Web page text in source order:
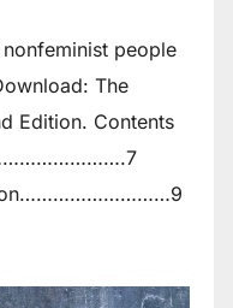
people
The
Edition. Contents